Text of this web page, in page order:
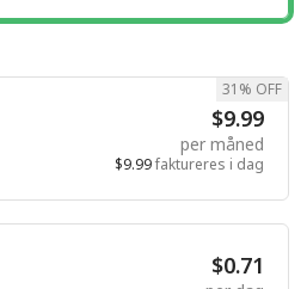
$9.99
per måned
$9.99faktureres i dag
31% OFF
$0.71